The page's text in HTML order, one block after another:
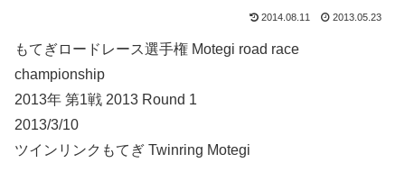
2014.08.11 2013.05.23
もてぎロードレース選手権 Motegi road race
championship
2013年 第1戦 2013 Round 1
2013/3/10
ツインリンクもてぎ Twinring Motegi